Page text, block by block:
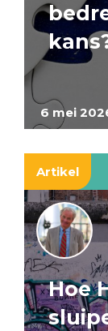
6 mei
Artikel
Hoe